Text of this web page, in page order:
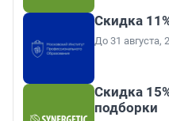
Скидка
До 31 августа,
Скидка
подборки